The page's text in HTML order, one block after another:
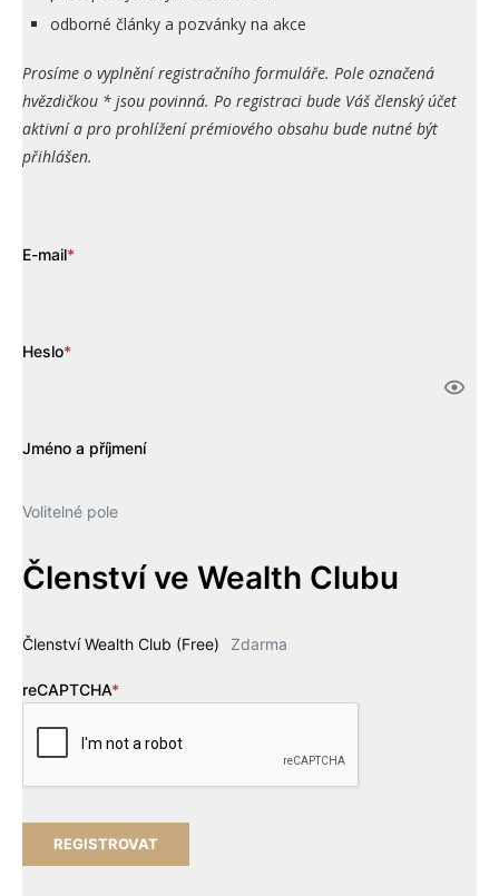
odborné články a pozvánky na akce
Prosíme o vyplnění registračního formuláře. Pole označená
hvězdičkou * jsou povinná. Po registraci bude Váš členský účet
aktivní a pro prohlížení prémiového obsahu bude nutné být
přihlášen.
E-mail*
Heslo*
Jméno a příjmení
Volitelné pole
Členství ve Wealth Clubu
Členství Wealth Club (Free) Zdarma
reCAPTCHA*